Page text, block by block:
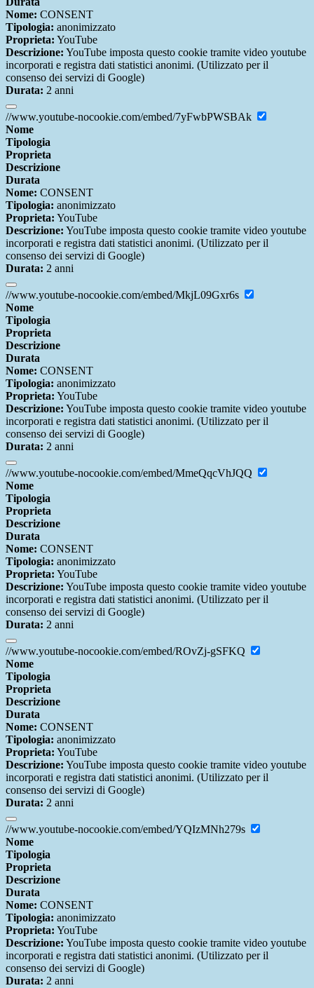
Nome: CONSENT
Tipologia: anonimizzato
Proprieta: YouTube
Descrizione: YouTube imposta questo cookie tramite video youtube
incorporati e registra dati statistici anonimi. (Utilizzato per il
consenso dei servizi di Google)
Durata: 2 anni
//www.youtube-nocookie.com/embed/7yFwbPWSBAk
Nome
Tipologia
Proprieta
Descrizione
Durata
Nome: CONSENT
Tipologia: anonimizzato
Proprieta: YouTube
Descrizione: YouTube imposta questo cookie tramite video youtube
incorporati e registra dati statistici anonimi. (Utilizzato per il
consenso dei servizi di Google)
Durata: 2 anni
//www.youtube-nocookie.com/embed/MkjL09Gxr6s
Nome
Tipologia
Proprieta
Descrizione
Durata
Nome: CONSENT
Tipologia: anonimizzato
Proprieta: YouTube
Descrizione: YouTube imposta questo cookie tramite video youtube
incorporati e registra dati statistici anonimi. (Utilizzato per il
consenso dei servizi di Google)
Durata: 2 anni
//www.youtube-nocookie.com/embed/MmeQqcVhJQQ
Nome
Tipologia
Proprieta
Descrizione
Durata
Nome: CONSENT
Tipologia: anonimizzato
Proprieta: YouTube
Descrizione: YouTube imposta questo cookie tramite video youtube
incorporati e registra dati statistici anonimi. (Utilizzato per il
consenso dei servizi di Google)
Durata: 2 anni
//www.youtube-nocookie.com/embed/ROvZj-gSFKQ
Nome
Tipologia
Proprieta
Descrizione
Durata
Nome: CONSENT
Tipologia: anonimizzato
Proprieta: YouTube
Descrizione: YouTube imposta questo cookie tramite video youtube
incorporati e registra dati statistici anonimi. (Utilizzato per il
consenso dei servizi di Google)
Durata: 2 anni
//www.youtube-nocookie.com/embed/YQIzMNh279s
Nome
Tipologia
Proprieta
Descrizione
Durata
Nome: CONSENT
Tipologia: anonimizzato
Proprieta: YouTube
Descrizione: YouTube imposta questo cookie tramite video youtube
incorporati e registra dati statistici anonimi. (Utilizzato per il
consenso dei servizi di Google)
Durata: 2 anni